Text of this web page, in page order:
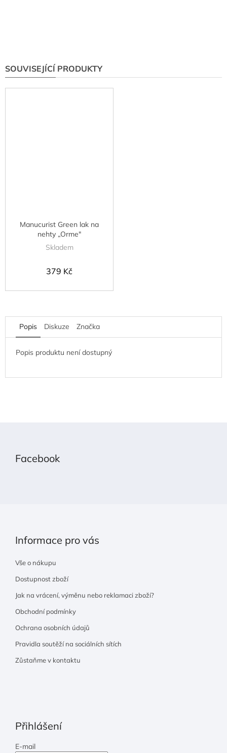
SOUVISEJÍCÍ PRODUKTY
Manucurist Green lak na
nehty „Orme"
Skladem
379 Kč
Popis Diskuze Značka
Popis produktu není dostupný
Facebook
Informace pro vás
Vše o nákupu
Dostupnost zboží
Jak na vrácení, výměnu nebo reklamaci zboží?
Obchodní podmínky
Ochrana osobních údajů
Pravidla soutěží na sociálních sítích
Zůstaňme v kontaktu
Přihlášení
E-mail